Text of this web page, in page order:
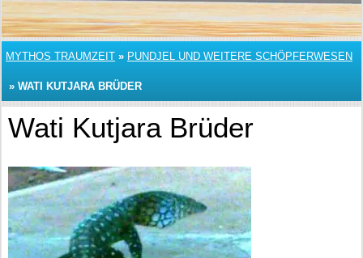
MYTHOS TRAUMZEIT » PUNDJEL UND WEITERE SCHÖPFERWESEN
» WATI KUTJARA BRÜDER
Wati Kutjara Brüder